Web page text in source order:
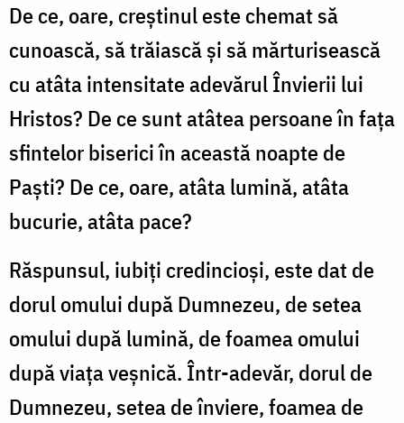
De ce, oare, creștinul este chemat să
cunoască, să trăiască și să mărturisească
cu atâta intensitate adevărul Învierii lui
Hristos? De ce sunt atâtea persoane în fața
sfintelor biserici în această noapte de
Paști? De ce, oare, atâta lumină, atâta
bucurie, atâta pace?
Răspunsul, iubiți credincioși, este dat de
dorul omului după Dumnezeu, de setea
omului după lumină, de foamea omului
după viața veșnică. Într-adevăr, dorul de
Dumnezeu, setea de înviere, foamea de